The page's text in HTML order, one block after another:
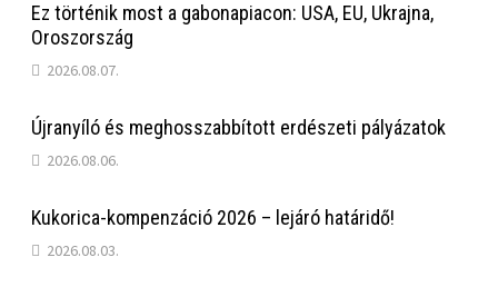
Ez történik most a gabonapiacon: USA, EU, Ukrajna,
Oroszország
2026.08.07.
Újranyíló és meghosszabbított erdészeti pályázatok
2026.08.06.
Kukorica-kompenzáció 2026 – lejáró határidő!
2026.08.03.